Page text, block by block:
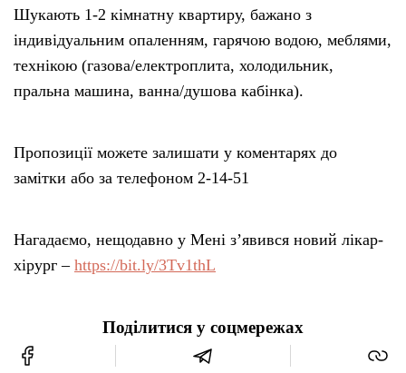
Шукають 1-2 кімнатну квартиру, бажано з
індивідуальним опаленням, гарячою водою, меблями,
технікою (газова/електроплита, холодильник,
пральна машина, ванна/душова кабінка).
Пропозиції можете залишати у коментарях до
замітки або за телефоном 2-14-51
Нагадаємо, нещодавно у Мені з’явився новий лікар-
хірург – https://bit.ly/3Tv1thL
Поділитися у соцмережах